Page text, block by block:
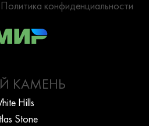
Политика конфиденциальности
КАМЕНЬ
Hills
Stone